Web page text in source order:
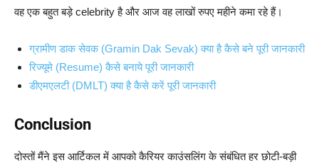
वह एक बहुत बड़े celebrity है और आज वह लाखों रुपए महीने कमा रहे हैं।
ग्रामीण डाक सेवक (Gramin Dak Sevak) क्या है कैसे बने पूरी जानकारी
रिज्यूमे (Resume) कैसे बनाये पूरी जानकारी
डीएमएलटी (DMLT) क्या है कैसे करें पूरी जानकारी
Conclusion
दोस्तों मैंने इस आर्टिकल में आपको कैरियर काउंसलिंग के संबंधित हर छोटी-बड़ी